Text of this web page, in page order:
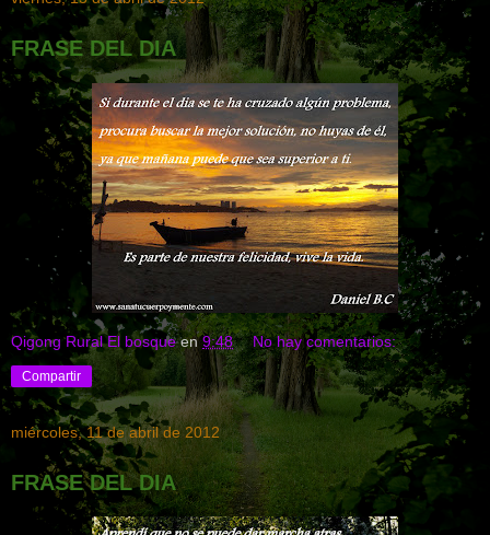
FRASE DEL DIA
Qigong Rural El bosque en9:48 No hay comentarios:
Compartir
miércoles, 11 de abril de 2012
FRASE DEL DIA